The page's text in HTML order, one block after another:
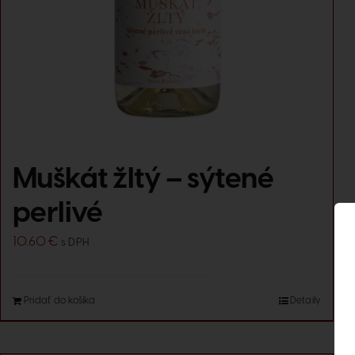
Muškát žltý – sýtené
perlivé
10.60€ s DPH
Pridať do košíka Detaily